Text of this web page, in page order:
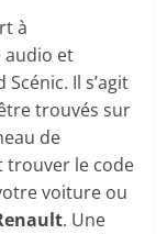
à
audio et
Il s’agit
trouvés sur
de
trouver le code
voiture ou
. Une